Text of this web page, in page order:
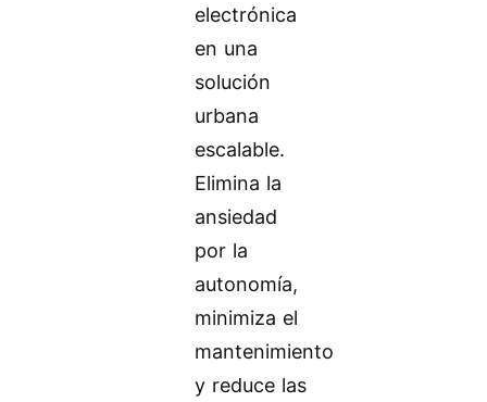
electrónica
en una
solución
urbana
escalable.
Elimina la
ansiedad
por la
autonomía,
minimiza el
mantenimiento
y reduce las